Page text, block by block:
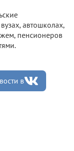
автошколах,
пенсионеров
в